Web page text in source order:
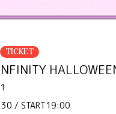
TICKET
/ START19:00